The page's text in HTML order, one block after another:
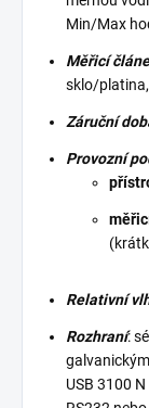
Min/Max
Měřicí
sklo/platina,
Záruční
Provozní
Relativní
Rozhraní:
USB 3100